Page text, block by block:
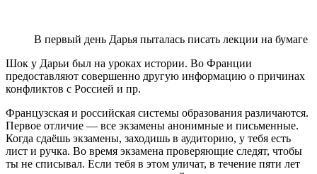
В первый день Дарья пыталась писать лекции на бумаге
Шок у Дарьи был на уроках истории. Во Франции
предоставляют совершенно другую информацию о причинах
конфликтов с Россией и пр.
Французская и российская системы образования различаются.
Первое отличие — все экзамены анонимные и письменные.
Когда сдаёшь экзамены, заходишь в аудиторию, у тебя есть
лист и ручка. Во время экзамена проверяющие следят, чтобы
ты не списывал. Если тебя в этом уличат, в течение пяти лет